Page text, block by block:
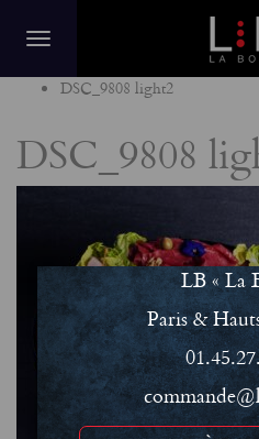
DSC_9808 light2
DSC_9808
LB « La
Paris &